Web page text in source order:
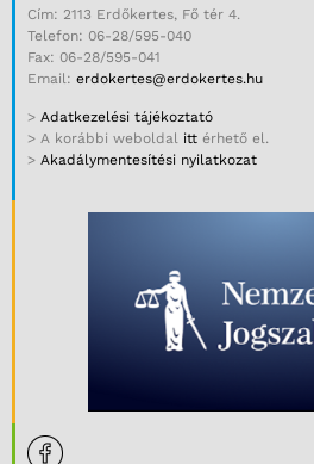
Cím: 2113 Erdőkertes, Fő tér 4.
Telefon: 06-28/595-040
Fax: 06-28/595-041
Email: erdokertes@erdokertes.hu
> Adatkezelési tájékoztató
> A korábbi weboldal itt érhető el.
> Akadálymentesítési nyilatkozat